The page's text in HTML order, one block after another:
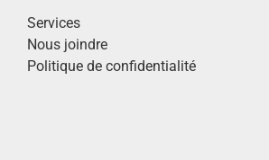
Services
Nous joindre
Politique de confidentialité